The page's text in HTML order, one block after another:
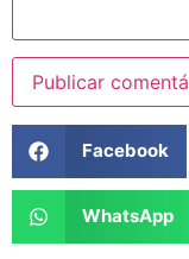
Facebook
WhatsApp